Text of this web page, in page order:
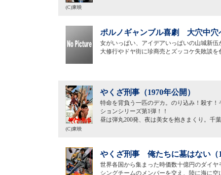
(C)東映
ポルノギャンブル喜劇 大穴中穴
女がいっぱい、アイデアいっぱいの山城新
大修行やドヤ街に珍商売とズッコケ失敗談を
やくざ刑事（1970年公開）
特命を背負う一匹のデカ。のり込み！殺す
ションシリーズ第1弾！！
昼は弾丸200発、夜は美女を抱きまくり。千
(C)東映
やくざ刑事 俺たちに墓はない（
世界各国から集まった時価数十億円のダイ
シングチームのメンバーを交え、陸に海に